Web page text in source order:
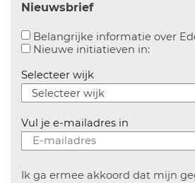
Nieuwsbrief
Belangrijke informatie over
Nieuwe initiatieven in:
Selecteer wijk
Vul je e-mailadres in
Ik ga ermee akkoord dat mijn